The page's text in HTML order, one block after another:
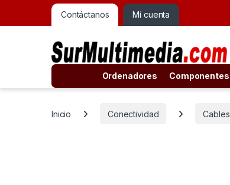
Contáctanos Mí cuenta
Ordenadores Componentes
Inicio Conectividad Cables